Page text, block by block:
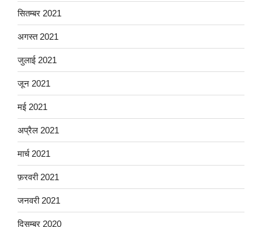
सितम्बर 2021
अगस्त 2021
जुलाई 2021
जून 2021
मई 2021
अप्रैल 2021
मार्च 2021
फ़रवरी 2021
जनवरी 2021
दिसम्बर 2020